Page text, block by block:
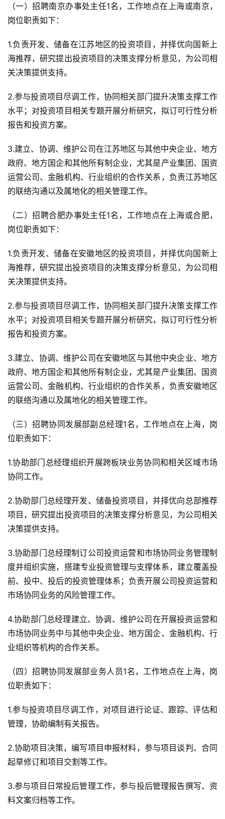
（一）招聘南京办事处主任1名，工作地点在上海或南京，
岗位职责如下：
1.负责开发、储备在江苏地区的投资项目，并择优向国新上
海推荐，研究提出投资项目的决策支撑分析意见，为公司相
关决策提供支持。
2.参与投资项目尽调工作，协同相关部门提升决策支撑工作
水平；对投资项目相关专题开展分析研究，拟订可行性分析
报告和投资方案。
3.建立、协调、维护公司在江苏地区与其他中央企业、地方
政府、地方国企和其他所有制企业，尤其是产业集团、国资
运营公司、金融机构、行业组织的合作关系，负责江苏地区
的联络沟通以及属地化的相关管理工作。
（二）招聘合肥办事处主任1名，工作地点在上海或合肥，
岗位职责如下：
1.负责开发、储备在安徽地区的投资项目，并择优向国新上
海推荐，研究提出投资项目的决策支撑分析意见，为公司相
关决策提供支持。
2.参与投资项目尽调工作，协同相关部门提升决策支撑工作
水平；对投资项目相关专题开展分析研究，拟订可行性分析
报告和投资方案。
3.建立、协调、维护公司在安徽地区与其他中央企业、地方
政府、地方国企和其他所有制企业，尤其是产业集团、国资
运营公司、金融机构、行业组织的合作关系，负责安徽地区
的联络沟通以及属地化的相关管理工作。
（三）招聘协同发展部副总经理1名，工作地点在上海，岗
位职责如下：
1.协助部门总经理组织开展跨板块业务协同和相关区域市场
协同工作。
2.协助部门总经理开发、储备投资项目，并择优向总部推荐
项目，研究提出投资项目的决策支撑分析意见，为公司相关
决策提供支持。
3.协助部门总经理制订公司投资运营和市场协同业务管理制
度并组织实施，搭建专业投资管理与支撑体系，建立覆盖投
前、投中、投后的投资管理体系；负责开展公司投资运营和
市场协同业务的风险管理工作。
4.协助部门总经理建立、协调、维护公司在开展投资运营和
市场协同业务中与其他中央企业、地方国企、金融机构、行
业组织等机构的合作关系。
（四）招聘协同发展部业务人员1名，工作地点在上海，岗
位职责如下：
1.参与投资项目尽调工作，对项目进行论证、跟踪、评估和
管理，协助编制有关报告。
2.协助项目决策，编写项目申报材料，参与项目谈判、合同
起草修订和项目交割等工作。
3.参与项目日常投后管理工作，参与投后管理报告撰写、资
料文案归档等工作。